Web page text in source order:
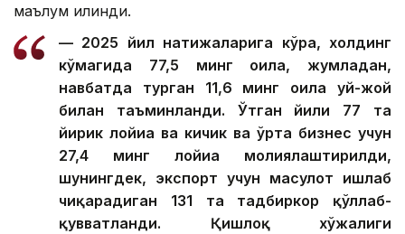
маълум қилинди.
— 2025 йил натижаларига кўра, холдинг
кўмагида 77,5 минг оила, жумладан,
навбатда турган 11,6 минг оила уй-жой
билан таъминланди. Ўтган йили 77 та
йирик лойиҳа ва кичик ва ўрта бизнес учун
27,4 минг лойиҳа молиялаштирилди,
шунингдек, экспорт учун маҳсулот ишлаб
чиқарадиган 131 та тадбиркор қўллаб-
қувватланди. Қишлоқ хўжалиги